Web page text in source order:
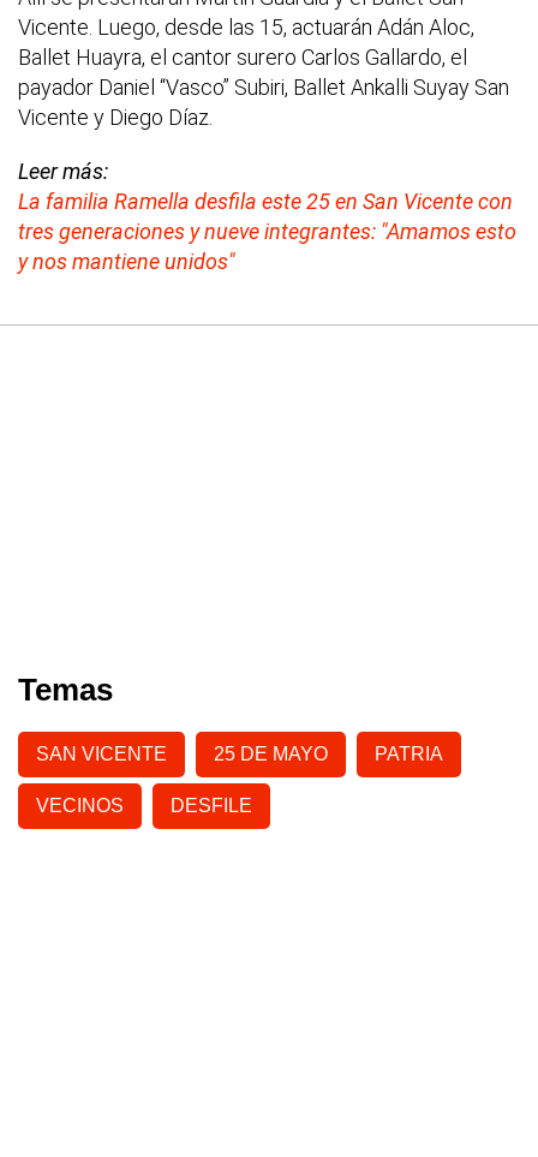
Vicente. Luego, desde las 15, actuarán Adán Aloc,
Ballet Huayra, el cantor surero Carlos Gallardo, el
payador Daniel “Vasco” Subiri, Ballet Ankalli Suyay San
Vicente y Diego Díaz.
Leer más:
La familia Ramella desfila este 25 en San Vicente con
tres generaciones y nueve integrantes: "Amamos esto
y nos mantiene unidos"
Temas
SAN VICENTE 25 DE MAYO PATRIA
VECINOS DESFILE